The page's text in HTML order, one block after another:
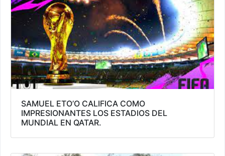
SAMUEL ETO’O CALIFICA COMO
IMPRESIONANTES LOS ESTADIOS DEL
MUNDIAL EN QATAR.